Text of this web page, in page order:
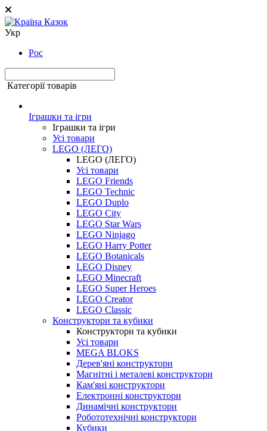
Укр
Рос
Категорії товарів
Іграшки та ігри
Іграшки та ігри
Усі товари
LEGO (ЛЕГО)
LEGO (ЛЕГО)
Усі товари
LEGO Friends
LEGO Technic
LEGO Duplo
LEGO City
LEGO Star Wars
LEGO Ninjago
LEGO Harry Potter
LEGO Botanicals
LEGO Disney
LEGO Minecraft
LEGO Super Heroes
LEGO Creator
LEGO Classic
Конструктори та кубики
Конструктори та кубики
Усі товари
MEGA BLOKS
Дерев'яні конструктори
Магнітні і металеві конструктори
Кам'яні конструктори
Електронні конструктори
Динамічні конструктори
Робототехнічні конструктори
Кубики